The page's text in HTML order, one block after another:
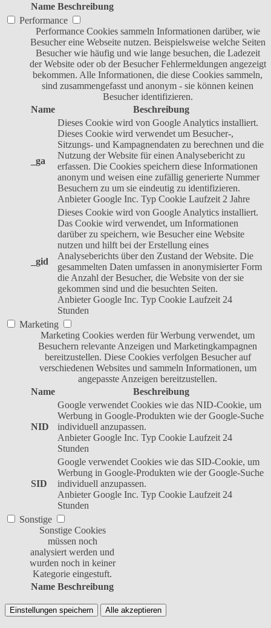
Name Beschreibung
Performance
Performance Cookies sammeln Informationen darüber, wie
Besucher eine Webseite nutzen. Beispielsweise welche Seiten
Besucher wie häufig und wie lange besuchen, die Ladezeit
der Website oder ob der Besucher Fehlermeldungen angezeigt
bekommen. Alle Informationen, die diese Cookies sammeln,
sind zusammengefasst und anonym - sie können keinen
Besucher identifizieren.
Name
Beschreibung
_ga
Dieses Cookie wird von Google Analytics installiert.
Dieses Cookie wird verwendet um Besucher-,
Sitzungs- und Kampagnendaten zu berechnen und die
Nutzung der Website für einen Analysebericht zu
erfassen. Die Cookies speichern diese Informationen
anonym und weisen eine zufällig generierte Nummer
Besuchern zu um sie eindeutig zu identifizieren.
Anbieter Google Inc. Typ Cookie Laufzeit 2 Jahre
_gid
Dieses Cookie wird von Google Analytics installiert.
Das Cookie wird verwendet, um Informationen
darüber zu speichern, wie Besucher eine Website
nutzen und hilft bei der Erstellung eines
Analyseberichts über den Zustand der Website. Die
gesammelten Daten umfassen in anonymisierter Form
die Anzahl der Besucher, die Website von der sie
gekommen sind und die besuchten Seiten.
Anbieter Google Inc. Typ Cookie Laufzeit 24
Stunden
Marketing
Marketing Cookies werden für Werbung verwendet, um
Besuchern relevante Anzeigen und Marketingkampagnen
bereitzustellen. Diese Cookies verfolgen Besucher auf
verschiedenen Websites und sammeln Informationen, um
angepasste Anzeigen bereitzustellen.
Name
Beschreibung
NID
Google verwendet Cookies wie das NID-Cookie, um
Werbung in Google-Produkten wie der Google-Suche
individuell anzupassen.
Anbieter Google Inc. Typ Cookie Laufzeit 24
Stunden
SID
Google verwendet Cookies wie das SID-Cookie, um
Werbung in Google-Produkten wie der Google-Suche
individuell anzupassen.
Anbieter Google Inc. Typ Cookie Laufzeit 24
Stunden
Sonstige
Sonstige Cookies
müssen noch
analysiert werden und
wurden noch in keiner
Kategorie eingestuft.
Name Beschreibung
Einstellungen speichern Alle akzeptieren